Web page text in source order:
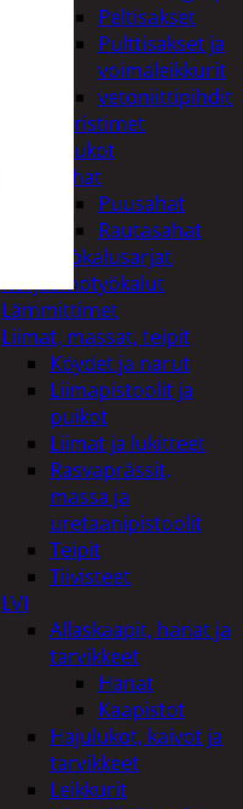
Peltisakset
Pulttisakset ja
voimaleikkurit
vetoniittipihdit
Puristimet
Puukot
Sahat
Puusahat
Rautasahat
Työkalusarjat
Korjaamotyökalut
Lämmittimet
Liimat, massat, teipit
Köydet ja narut
Liimapistoolit ja
puikot
Liimat ja lukitteet
Rasvaprässit,
massa ja
uretaanipistoolit
Teipit
Tiivisteet
LVI
Allaskaapit, hanat ja
tarvikkeet
Hanat
Kaapistot
Hajulukot, kaivot ja
tarvikkeet
Leikkurit